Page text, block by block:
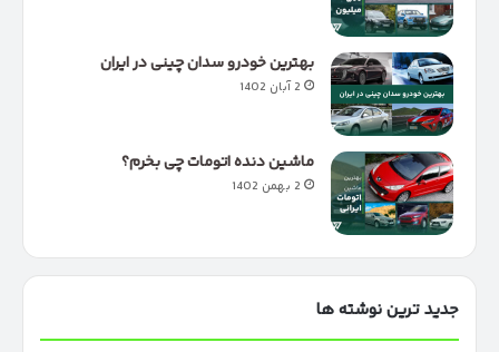
بهترین خودرو سدان چینی در ایران
2 آبان 1402
ماشین دنده اتومات چی بخرم؟
2 بهمن 1402
جدید ترین نوشته ها